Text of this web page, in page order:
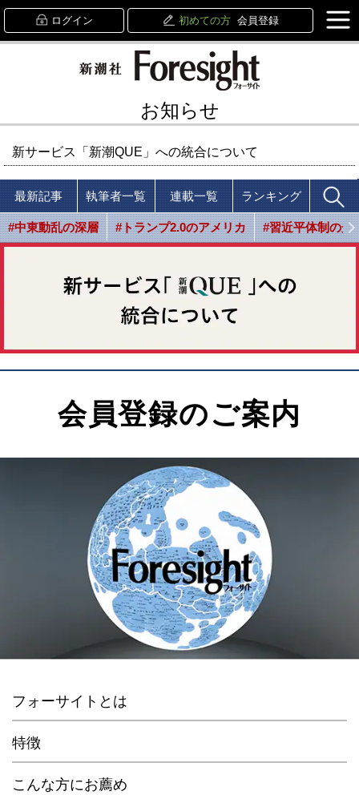
ログイン 初めての方 会員登録
お知らせ
新サービス「新潮QUE」への統合について
最新記事 執筆者一覧 連載一覧 ランキング
#中東動乱の深層 #トランプ2.0のアメリカ #習近平体制の光
会員登録のご案内
フォーサイトとは
特徴
こんな方にお薦め